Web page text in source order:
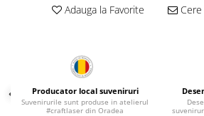
Adauga la Favorite Cere
Producator local suveniruri
Suvenirurile sunt produse in atelierul
#craftlaser din Oradea